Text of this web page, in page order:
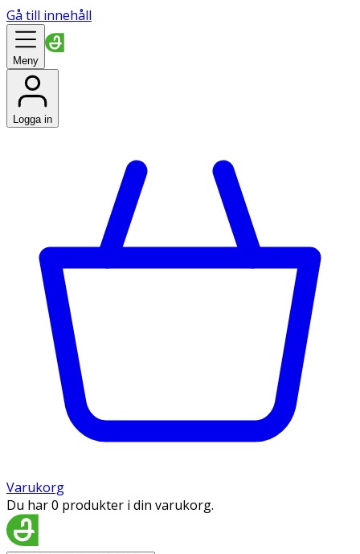
Gå till innehåll
Meny
Logga in
Varukorg
Du har 0 produkter i din varukorg.